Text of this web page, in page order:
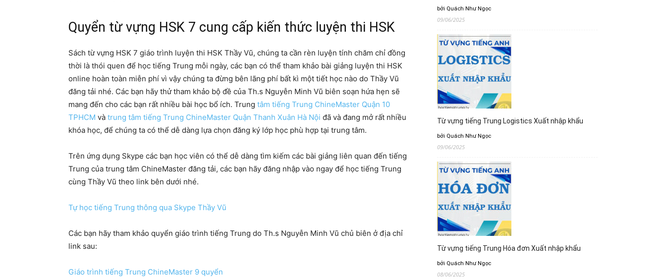
Quyển từ vựng HSK 7 cung cấp kiến thức luyện thi HSK
Sách từ vựng HSK 7 giáo trình luyện thi HSK Thầy Vũ, chúng ta cần rèn luyện tính chăm chỉ đồng
thời là thói quen để học tiếng Trung mỗi ngày, các bạn có thể tham khảo bài giảng luyện thi HSK
online hoàn toàn miễn phí vì vậy chúng ta đừng bên lãng phí bất kì một tiết học nào do Thầy Vũ
đăng tải nhé. Các bạn hãy thử tham khảo bộ đề của Th.s Nguyễn Minh Vũ biên soạn hứa hẹn sẽ
mang đến cho các bạn rất nhiều bài học bổ ích. Trung tâm tiếng Trung ChineMaster Quận 10
TPHCM và trung tâm tiếng Trung ChineMaster Quận Thanh Xuân Hà Nội đã và đang mở rất nhiều
khóa học, để chúng ta có thể dễ dàng lựa chọn đăng ký lớp học phù hợp tại trung tâm.
Trên ứng dụng Skype các bạn học viên có thể dễ dàng tìm kiếm các bài giảng liên quan đến tiếng
Trung của trung tâm ChineMaster đăng tải, các bạn hãy đăng nhập vào ngay để học tiếng Trung
cùng Thầy Vũ theo link bên dưới nhé.
Tự học tiếng Trung thông qua Skype Thầy Vũ
Các bạn hãy tham khảo quyển giáo trình tiếng Trung do Th.s Nguyễn Minh Vũ chủ biên ở địa chỉ
link sau:
Giáo trình tiếng Trung ChineMaster 9 quyển
bởi Quách Như Ngọc
09/06/2025
Từ vựng tiếng Trung Logistics Xuất nhập khẩu
bởi Quách Như Ngọc
09/06/2025
Từ vựng tiếng Trung Hóa đơn Xuất nhập khẩu
bởi Quách Như Ngọc
08/06/2025